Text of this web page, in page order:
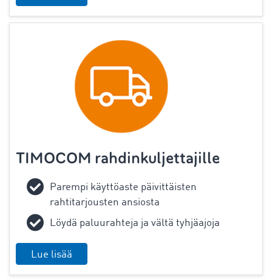
TIMOCOM rahdinkuljettajille
Parempi käyttöaste päivittäisten
rahtitarjousten ansiosta
Löydä paluurahteja ja vältä tyhjäajoja
Lue lisää